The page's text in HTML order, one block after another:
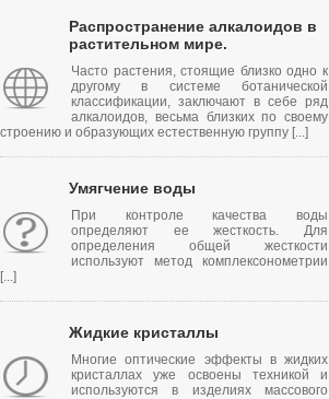
Распространение алкалоидов в
растительном мире.
Часто растения, стоящие близко одно к
другому в системе ботанической
классификации, заключают в себе ряд
алкалоидов, весьма близких по своему
строению и образующих естественную группу [...]
Умягчение воды
При контроле качества воды
определяют ее жесткость. Для
определения общей жесткости
используют метод комплексонометрии
[...]
Жидкие кристаллы
Многие оптические эффекты в жидких
кристаллах уже освоены техникой и
используются в изделиях массового